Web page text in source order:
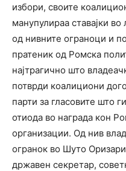
избори, своите
манупулираа ставајки
од нивните ограноци и
пратеник од Ромска
најтрагично што
потврди коалициони
парти за гласовите што
отиода во награда кон
организации. Од нив
огранок во Шуто
државен секретар,